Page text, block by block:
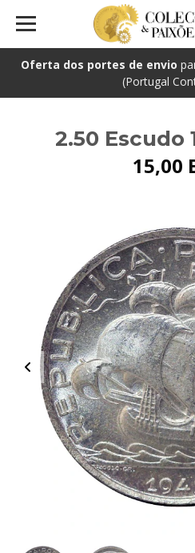
Oferta dos portes de envio
(Portugal
2.50 Escudo
15,00